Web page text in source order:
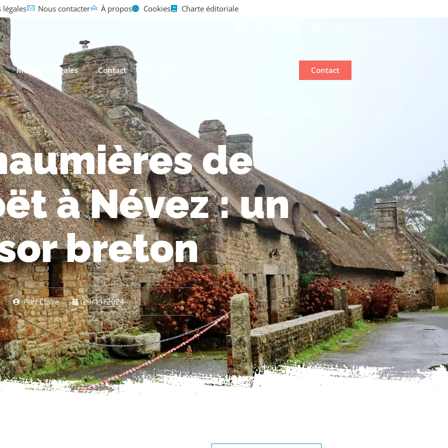
légales Nous contacter À propos Cookies Charte éditoriale
Mentions légales Contact Contact
de
à Névez : un
breton
PartClaire 29/11/2024